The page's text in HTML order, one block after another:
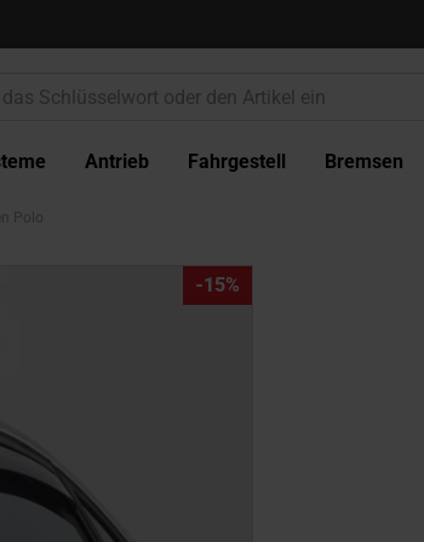
Antrieb Fahrgestell Bremsen
-15%